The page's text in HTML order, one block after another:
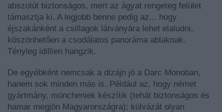
abszolút biztonságos, mert az ágyat rengeteg felület
támasztja ki. A legjobb benne pedig az... hogy
éjszakánként a csillagok látványára lehet elaludni,
köszönhetően a csodálatos panoráma ablaknak.
Tényleg idillien hangzik.
De egyébként nemcsak a dizájn jó a Darc Monoban,
hanem sok minden más is. Például az, hogy német
gyártmány, müncheniek készítik (tehát biztonságos és
hamar megjön Magyarországra); külvázát olyan